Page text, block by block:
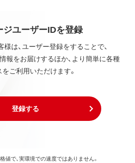
ジユーザーIDを登録
は、ユーザー登録をすることで、
報をお届けするほか、より簡単に各種
ご利用いただけます。
登録する
で、実環境での速度ではありません。